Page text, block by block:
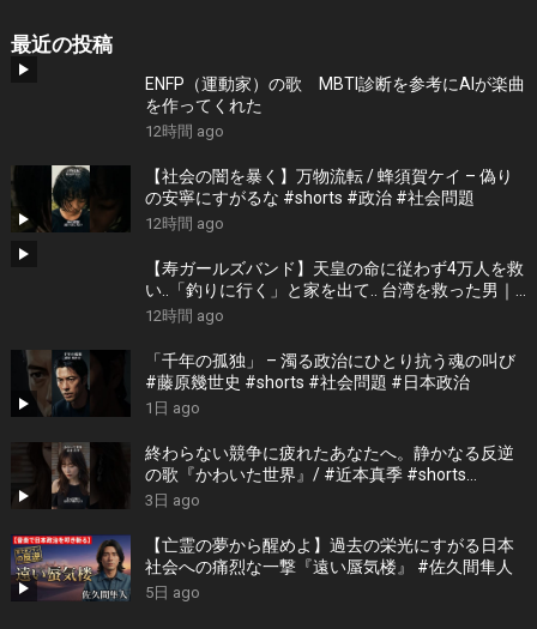
最近の投稿
ENFP（運動家）の歌 MBTI診断を参考にAIが楽曲
を作ってくれた
12時間 ago
【社会の闇を暴く】万物流転 / 蜂須賀ケイ – 偽り
の安寧にすがるな #shorts #政治 #社会問題
12時間 ago
【寿ガールズバンド】天皇の命に従わず4万人を救
い..「釣りに行く」と家を出て.. 台湾を救った男｜
根本博『名もなき勝利』 by 寿STUDIO
12時間 ago
「千年の孤独」 – 濁る政治にひとり抗う魂の叫び
#藤原幾世史 #shorts #社会問題 #日本政治
1日 ago
終わらない競争に疲れたあなたへ。静かなる反逆
の歌『かわいた世界』/ #近本真季 #shorts
#music
3日 ago
【亡霊の夢から醒めよ】過去の栄光にすがる日本
社会への痛烈な一撃『遠い蜃気楼』 #佐久間隼人
5日 ago